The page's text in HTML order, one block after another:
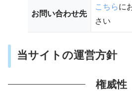
お問い合わせ先
こちらに
さい
当サイトの運営方針
権威性